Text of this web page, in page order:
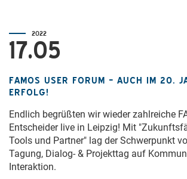
2022
17.05
FAMOS USER FORUM – AUCH IM 20.
ERFOLG!
Endlich begrüßten wir wieder zahlreiche
Entscheider live in Leipzig! Mit
Tools und Partner" lag der Schwerpunkt
Tagung, Dialog- & Projekttag auf
Interaktion.